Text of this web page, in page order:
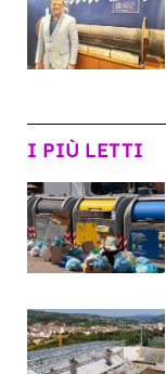
I PIÙ LETTI